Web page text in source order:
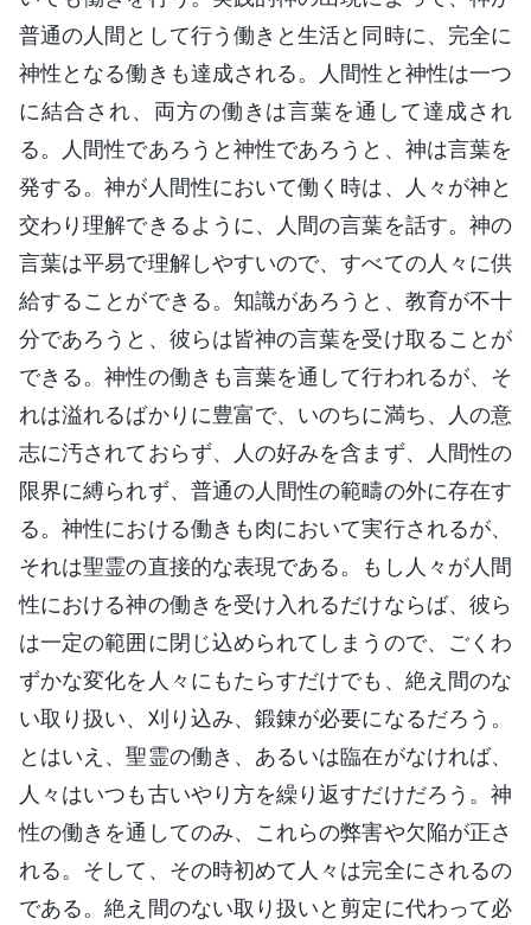
普通の人間として行う働きと生活と同時に、完全に
神性となる働きも達成される。人間性と神性は一つ
に結合され、両方の働きは言葉を通して達成され
る。人間性であろうと神性であろうと、神は言葉を
発する。神が人間性において働く時は、人々が神と
交わり理解できるように、人間の言葉を話す。神の
言葉は平易で理解しやすいので、すべての人々に供
給することができる。知識があろうと、教育が不十
分であろうと、彼らは皆神の言葉を受け取ることが
できる。神性の働きも言葉を通して行われるが、そ
れは溢れるばかりに豊富で、いのちに満ち、人の意
志に汚されておらず、人の好みを含まず、人間性の
限界に縛られず、普通の人間性の範疇の外に存在す
る。神性における働きも肉において実行されるが、
それは聖霊の直接的な表現である。もし人々が人間
性における神の働きを受け入れるだけならば、彼ら
は一定の範囲に閉じ込められてしまうので、ごくわ
ずかな変化を人々にもたらすだけでも、絶え間のな
い取り扱い、刈り込み、鍛錬が必要になるだろう。
とはいえ、聖霊の働き、あるいは臨在がなければ、
人々はいつも古いやり方を繰り返すだけだろう。神
性の働きを通してのみ、これらの弊害や欠陥が正さ
れる。そして、その時初めて人々は完全にされるの
である。絶え間のない取り扱いと剪定に代わって必